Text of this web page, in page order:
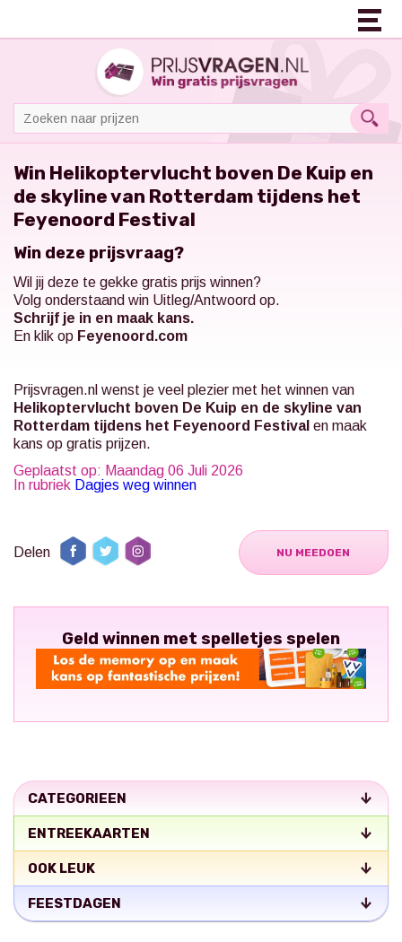
Win Helikoptervlucht boven De Kuip en
de skyline van Rotterdam tijdens het
Feyenoord Festival
Win deze prijsvraag?
Wil jij deze te gekke gratis prijs winnen?
Volg onderstaand win Uitleg/Antwoord op.
Schrijf je in en maak kans.
En klik op Feyenoord.com
Prijsvragen.nl wenst je veel plezier met het winnen van
Helikoptervlucht boven De Kuip en de skyline van
Rotterdam tijdens het Feyenoord Festival en maak
kans op gratis prijzen.
Geplaatst op: Maandag 06 Juli 2026
In rubriek Dagjes weg winnen
Delen NU MEEDOEN
Geld winnen met spelletjes spelen
CATEGORIEEN
ENTREEKAARTEN
OOK LEUK
FEESTDAGEN